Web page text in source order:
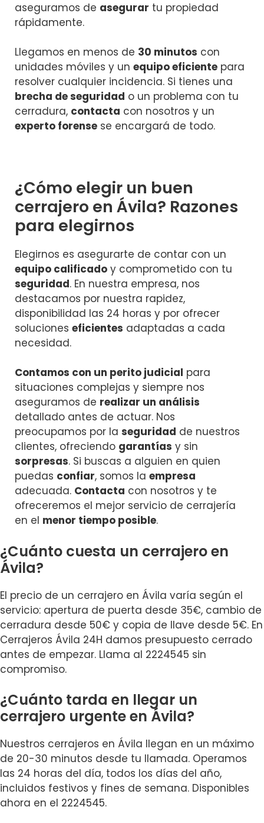
aseguramos de asegurar tu propiedad
rápidamente.
Llegamos en menos de 30 minutos con
unidades móviles y un equipo eficiente para
resolver cualquier incidencia. Si tienes una
brecha de seguridad o un problema con tu
cerradura, contacta con nosotros y un
experto forense se encargará de todo.
¿Cómo elegir un buen
cerrajero en Ávila? Razones
para elegirnos
Elegirnos es asegurarte de contar con un
equipo calificado y comprometido con tu
seguridad. En nuestra empresa, nos
destacamos por nuestra rapidez,
disponibilidad las 24 horas y por ofrecer
soluciones eficientes adaptadas a cada
necesidad.
Contamos con un perito judicial para
situaciones complejas y siempre nos
aseguramos de realizar un análisis
detallado antes de actuar. Nos
preocupamos por la seguridad de nuestros
clientes, ofreciendo garantías y sin
sorpresas. Si buscas a alguien en quien
puedas confiar, somos la empresa
adecuada. Contacta con nosotros y te
ofreceremos el mejor servicio de cerrajería
en el menor tiempo posible.
¿Cuánto cuesta un cerrajero en
Ávila?
El precio de un cerrajero en Ávila varía según el
servicio: apertura de puerta desde 35€, cambio de
cerradura desde 50€ y copia de llave desde 5€. En
Cerrajeros Ávila 24H damos presupuesto cerrado
antes de empezar. Llama al 2224545 sin
compromiso.
¿Cuánto tarda en llegar un
cerrajero urgente en Ávila?
Nuestros cerrajeros en Ávila llegan en un máximo
de 20-30 minutos desde tu llamada. Operamos
las 24 horas del día, todos los días del año,
incluidos festivos y fines de semana. Disponibles
ahora en el 2224545.